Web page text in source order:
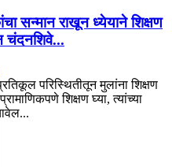
सन्मान राखून ध्येयाने शिक्षण
चंदनशिवे...
परिस्थितीतून मुलांना शिक्षण
शिक्षण घ्या, त्यांच्या